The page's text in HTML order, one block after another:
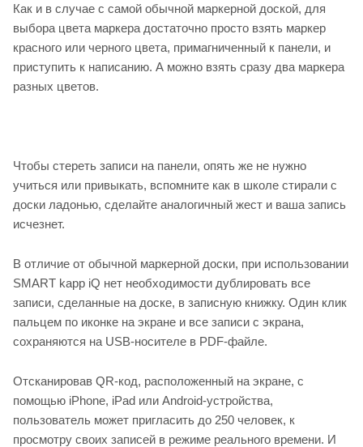
Как и в случае с самой обычной маркерной доской, для
выбора цвета маркера достаточно просто взять маркер
красного или черного цвета, примагниченный к панели, и
приступить к написанию. А можно взять сразу два маркера
разных цветов.
Чтобы стереть записи на панели, опять же не нужно
учиться или привыкать, вспомните как в школе стирали с
доски ладонью, сделайте аналогичный жест и ваша запись
исчезнет.
В отличие от обычной маркерной доски, при использовании
SMART kapp iQ нет необходимости дублировать все
записи, сделанные на доске, в записную книжку. Один клик
пальцем по иконке на экране и все записи с экрана,
сохраняются на USB-носителе в PDF-файле.
Отсканировав QR-код, расположенный на экране, с
помощью iPhone, iPad или Android-устройства,
пользователь может пригласить до 250 человек, к
просмотру своих записей в режиме реального времени. И